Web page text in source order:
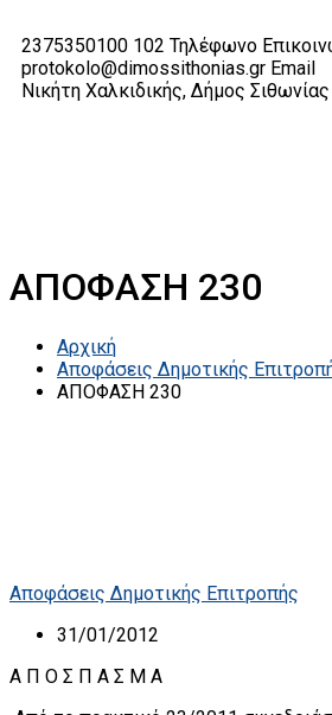
2375350100 102 Τηλέφωνο
protokolo@dimossithonias.gr Email
Νικήτη Χαλκιδικής, Δήμος Σιθωνίας
ΑΠΟΦΑΣΗ 230
Αρχική
Αποφάσεις Δημοτικής
ΑΠΟΦΑΣΗ 230
Αποφάσεις Δημοτικής Επιτροπής
31/01/2012
A Π Ο Σ Π Α Σ Μ Α